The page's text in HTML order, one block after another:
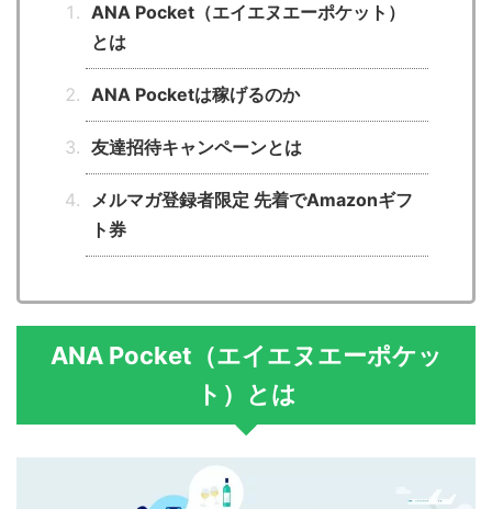
ANA Pocket（エイエヌエーポケット）
とは
ANA Pocketは稼げるのか
友達招待キャンペーンとは
メルマガ登録者限定 先着でAmazonギフ
ト券
ANA Pocket（エイエヌエーポケッ
ト）とは